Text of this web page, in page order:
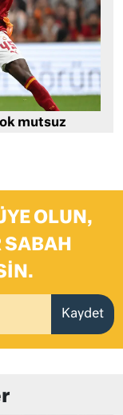
mutsuz
OLUN,
SABAH
Kaydet